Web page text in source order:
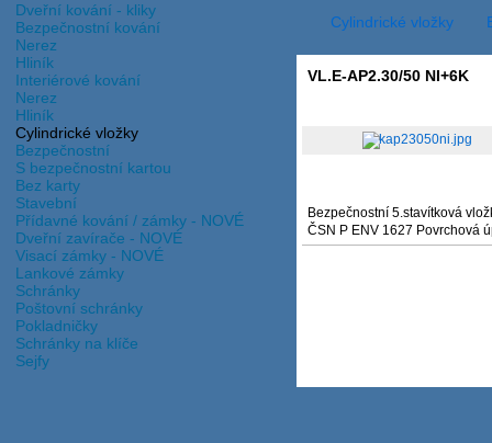
Dveřní kování - kliky
Bezpečnostní kování
Nerez
Hliník
Interiérové kování
Nerez
Hliník
Cylindrické vložky
Bezpečnostní
S bezpečnostní kartou
Bez karty
Stavební
Přídavné kování / zámky - NOVÉ
Dveřní zavírače - NOVÉ
Visací zámky - NOVÉ
Lankové zámky
Schránky
Poštovní schránky
Pokladničky
Schránky na klíče
Sejfy
Cylindrické vložky
VL.E-AP2.30/50 NI+6K
Bezpečnostní 5.stavítková
ČSN P ENV 1627 Povrchová